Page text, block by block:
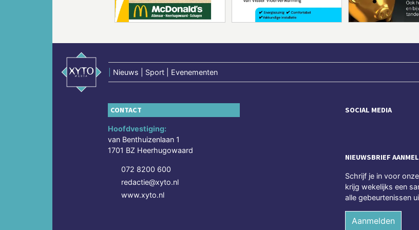
Nieuws | Sport | Evenementen
CONTACT
Hoofdvestiging:
van Benthuizenlaan 1
1701 BZ Heerhugowaard
072 8200 600
redactie@xyto.nl
www.xyto.nl
SOCIAL MEDIA
NIEUWSBRIEF
Schrijf je in voor
krijg wekelijks een
alle gebeurtenissen
Aanmelden